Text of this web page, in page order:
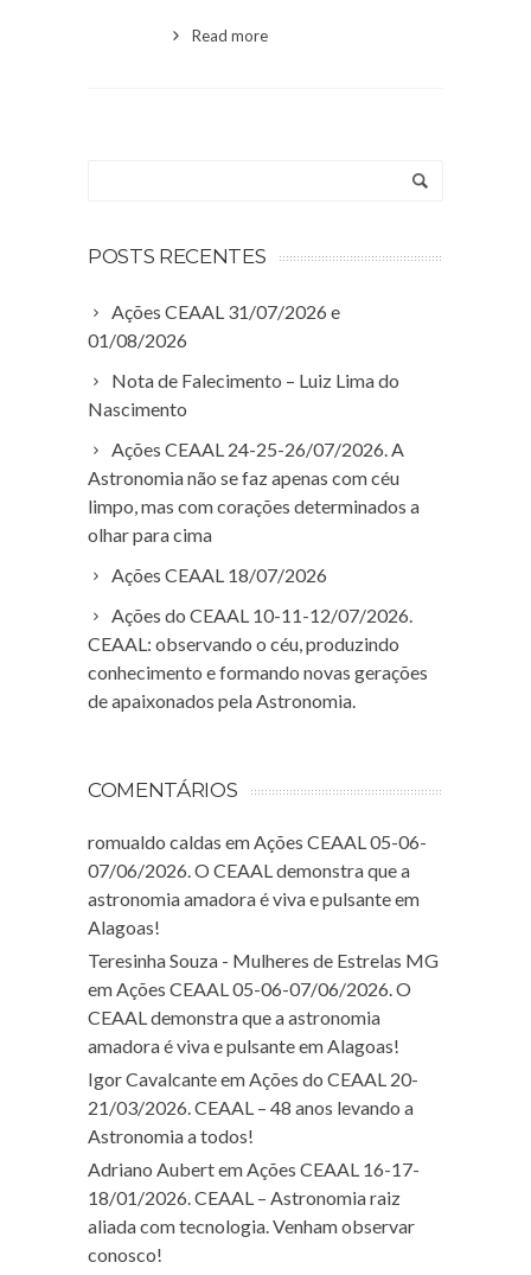
Read more
POSTS RECENTES
Ações CEAAL 31/07/2026 e
01/08/2026
Nota de Falecimento – Luiz Lima do
Nascimento
Ações CEAAL 24-25-26/07/2026. A
Astronomia não se faz apenas com céu
limpo, mas com corações determinados a
olhar para cima
Ações CEAAL 18/07/2026
Ações do CEAAL 10-11-12/07/2026.
CEAAL: observando o céu, produzindo
conhecimento e formando novas gerações
de apaixonados pela Astronomia.
COMENTÁRIOS
romualdo caldas emAções CEAAL 05-06-
07/06/2026. O CEAAL demonstra que a
astronomia amadora é viva e pulsante em
Alagoas!
Teresinha Souza - Mulheres de Estrelas MG
emAções CEAAL 05-06-07/06/2026. O
CEAAL demonstra que a astronomia
amadora é viva e pulsante em Alagoas!
Igor CavalcanteemAções do CEAAL 20-
21/03/2026. CEAAL – 48 anos levando a
Astronomia a todos!
Adriano AubertemAções CEAAL 16-17-
18/01/2026. CEAAL – Astronomia raiz
aliada com tecnologia. Venham observar
conosco!